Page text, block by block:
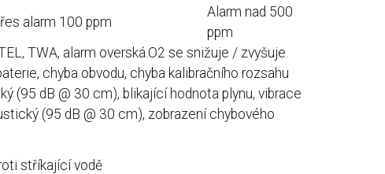
alarm 100 ppm
Alarm nad 500
ppm
TWA, alarm overská.O2 se snižuje / zvyšuje.
chyba obvodu, chyba kalibračního rozsahu
(95 dB @ 30 cm), blikající hodnota plynu, vibrace
(95 dB @ 30 cm), zobrazení chybového
stříkající vodě